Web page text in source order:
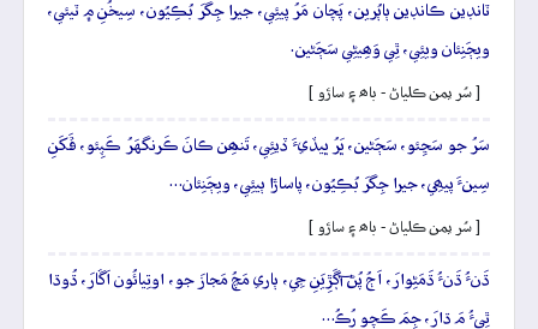
ٽانڊين ڪانڊين ٻاٻُرين، پَچان مَرُ پيئِي، جيرا جِگرَ بُڪِيُون، سِيخُنِ ۾ ٽيئي،
ويڄَنِئان ويئِي، ٿِي وَھِيڻِي سَڄَڻين.
[ سُر يمن ڪلياڻ - باھ ۽ ساڙو ]
سَرُ جو سَڃِئو، سَڄَڻين، ڀَرُ ڀيڏيءَ ڏيئِي، تَنھِن ڪانَ ڪَرنگهَرُ ڪَپِئو، ڦَکَنِ
سِينءَ پيھِي، جيرا جِگرَ بُڪِيُون، پاساڙا ٻيئِي، ويڄَنِئان…
[ سُر يمن ڪلياڻ - باھ ۽ ساڙو ]
ڌَنءُ ڌَنءُ ڌَمَڻِوارَ، اَڄُ پُڻ آڳَڙِيَنِ جِي، ٻاري مَچُ مَجازَ جو، اوتِيائُون اَڱارَ، ڌُوڌا
ٿِيءُ مَ ڌارَ، جِمَ ڪَچو رُڪُ…